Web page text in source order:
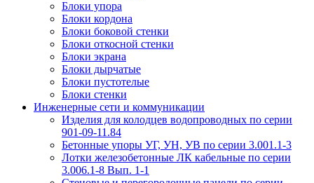
Блоки упора
Блоки кордона
Блоки боковой стенки
Блоки откосной стенки
Блоки экрана
Блоки дырчатые
Блоки пустотелые
Блоки стенки
Инженерные сети и коммуникации
Изделия для колодцев водопроводных по серии
901-09-11.84
Бетонные упоры УГ, УН, УВ по серии 3.001.1-3
Лотки железобетонные ЛК кабельные по серии
3.006.1-8 Вып. 1-1